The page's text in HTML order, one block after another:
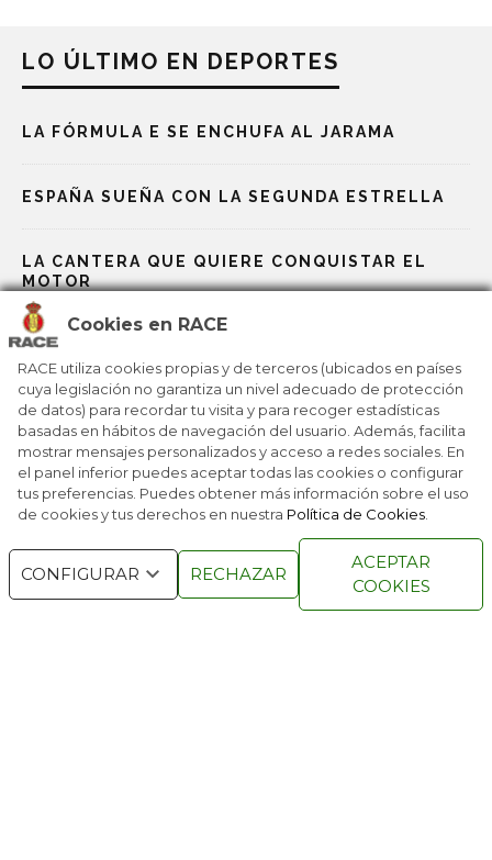
Cookies en RACE
RACE utiliza cookies propias y de terceros (ubicados en países
cuya legislación no garantiza un nivel adecuado de protección
de datos) para recordar tu visita y para recoger estadísticas
basadas en hábitos de navegación del usuario. Además, facilita
mostrar mensajes personalizados y acceso a redes sociales. En
el panel inferior puedes aceptar todas las cookies o configurar
tus preferencias. Puedes obtener más información sobre el uso
de cookies y tus derechos en nuestra Política de Cookies
CONFIGURAR RECHAZAR
ACEPTAR
COOKIES
LO ÚLTIMO EN DEPORTES
LA FÓRMULA E SE ENCHUFA AL JARAMA
ESPAÑA SUEÑA CON LA SEGUNDA ESTRELLA
LA CANTERA QUE QUIERE CONQUISTAR EL
MOTOR
LAS BAZAS ESPAÑOLAS EN LOS JJOO DE
MILÁN-CORTINA
MILANO CORTINA 2026: UN VIAJE POR 25 JJOO
TODOS LOS DERECHOS
RESERVADOS